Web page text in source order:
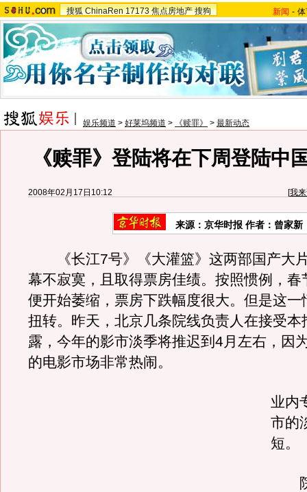
搜狐 ChinaRen 17173 焦点房地产 搜狗 新闻 -
娱乐频道 > 好莱坞频道 > 《赎罪》 > 最新动态
《赎罪》登陆将在下周登陆中
2008年02月17日10:12 [我
来源：京华时报 作者：曾家新
《长江7号》《大灌篮》这两部国产大
幕不寂寞，且取得票房佳绩。按照惯例，春
便开始萎缩，票房下跌幅度很大。但是这一
扭转。昨天，北京几条院线负责人在接受本
露，今年的影市淡季将推迟到4月左右，因
的电影市场非常热闹。
业内
市的
短。
院